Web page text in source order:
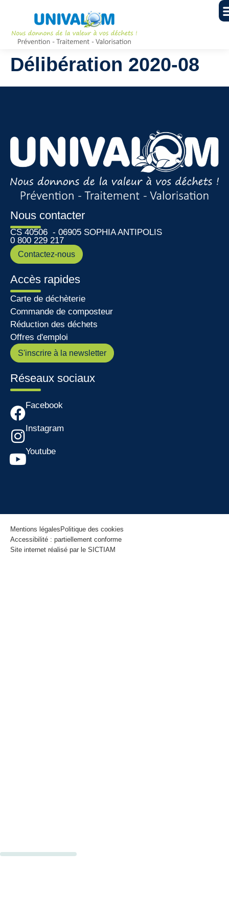
Délibération 2020-08
Nous contacter
CS 40506 - 06905 SOPHIA ANTIPOLIS
0 800 229 217
Contactez-nous
Accès rapides
Carte de déchèterie
Commande de composteur
Réduction des déchets
Offres d'emploi
S'inscrire à la newsletter
Réseaux sociaux
Facebook
Instagram
Youtube
Mentions légales Politique des cookies
Accessibilité : partiellement conforme
Site internet réalisé par le SICTIAM